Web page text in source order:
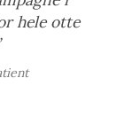
hele otte